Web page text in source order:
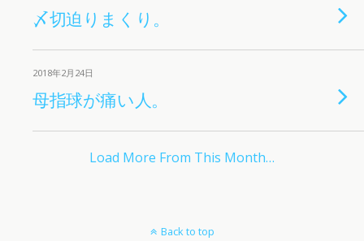
〆切迫りまくり。
2018年2月24日
母指球が痛い人。
Load More From This Month…
Back to top